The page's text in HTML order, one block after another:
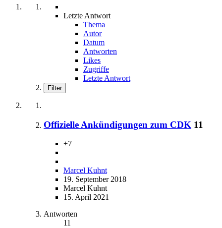
Letzte Antwort
Thema
Autor
Datum
Antworten
Likes
Zugriffe
Letzte Antwort
Filter
Offizielle Ankündigungen zum CDK 11
+7
Marcel Kuhnt
19. September 2018
Marcel Kuhnt
15. April 2021
Antworten
11